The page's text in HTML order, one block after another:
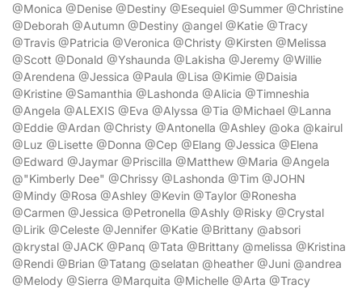
@Monica @Denise @Destiny @Esequiel @Summer @Christine
@Deborah @Autumn @Destiny @angel @Katie @Tracy
@Travis @Patricia @Veronica @Christy @Kirsten @Melissa
@Scott @Donald @Yshaunda @Lakisha @Jeremy @Willie
@Arendena @Jessica @Paula @Lisa @Kimie @Daisia
@Kristine @Samanthia @Lashonda @Alicia @Timneshia
@Angela @ALEXIS @Eva @Alyssa @Tia @Michael @Lanna
@Eddie @Ardan @Christy @Antonella @Ashley @oka @kairul
@Luz @Lisette @Donna @Cep @Elang @Jessica @Elena
@Edward @Jaymar @Priscilla @Matthew @Maria @Angela
@"Kimberly Dee" @Chrissy @Lashonda @Tim @JOHN
@Mindy @Rosa @Ashley @Kevin @Taylor @Ronesha
@Carmen @Jessica @Petronella @Ashly @Risky @Crystal
@Lirik @Celeste @Jennifer @Katie @Brittany @absori
@krystal @JACK @Panq @Tata @Brittany @melissa @Kristina
@Rendi @Brian @Tatang @selatan @heather @Juni @andrea
@Melody @Sierra @Marquita @Michelle @Arta @Tracy